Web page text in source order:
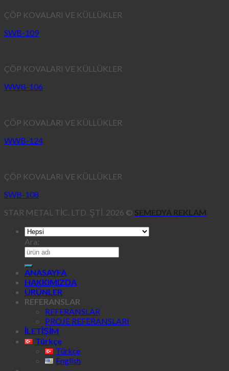
ÇÖP KOVALARI VE KÜLLÜKLER
SWB-109
ÇÖP KOVALARI VE KÜLLÜKLER
WWB-106
ÇÖP KOVALARI VE KÜLLÜKLER
WWB-124
ÇÖP KOVALARI VE KÜLLÜKLER
SWB-108
STAR METAL TİC. LTD. ŞTİ. 2026 © SEMEDYA REKLAM
Ara:
ANASAYFA
HAKKIMIZDA
ÜRÜNLER
REFERANSLAR
REFERANSLAR
PROJE REFERANSLARI
İLETİŞİM
Türkçe
Türkçe
English